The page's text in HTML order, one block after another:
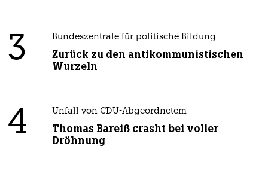
3 Bundeszentrale für politische Bildung
Zurück zu den antikommunistischen
Wurzeln
4 Unfall von CDU-Abgeordnetem
Thomas Bareiß crasht bei voller
Dröhnung